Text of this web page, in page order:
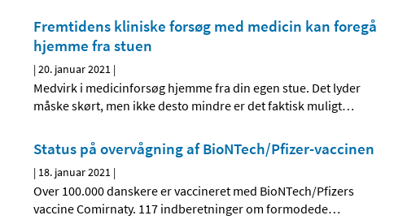
Fremtidens kliniske forsøg med medicin kan foregå
hjemme fra stuen
|20. januar 2021 |
Medvirk i medicinforsøg hjemme fra din egen stue. Det lyder
måske skørt, men ikke desto mindre er det faktisk muligt…
Status på overvågning af BioNTech/Pfizer-vaccinen
| 18. januar 2021 |
Over 100.000 danskere er vaccineret med BioNTech/Pfizers
vaccine Comirnaty. 117 indberetninger om formodede…